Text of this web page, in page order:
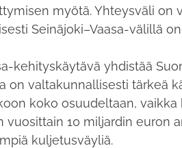
myötä. Yhteysväli on
Seinäjoki–Vaasa-välillä
kehityskäytävä yhdistää
on valtakunnallisesti tärkeä
koko osuudeltaan,
vuosittain 10 miljardin euron
kuljetusväyliä.